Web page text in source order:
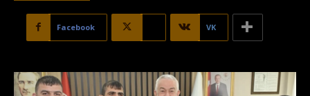
Facebook VK